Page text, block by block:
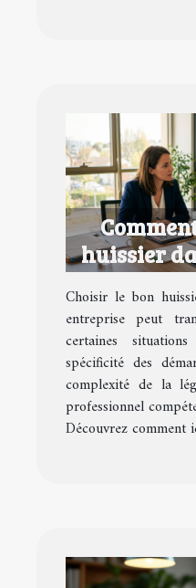
huissier
votre
Choisir le bon
entreprise peut
certaines
spécificité des
complexité de la
professionnel
Découvrez comment